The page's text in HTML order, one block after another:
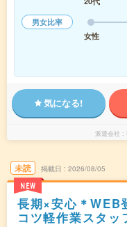
男女比率
女性
気になる!
派遣会社
未読
NEW
掲載日 2026/08/05
長期×安心＊WEB
コツ軽作業スタッ